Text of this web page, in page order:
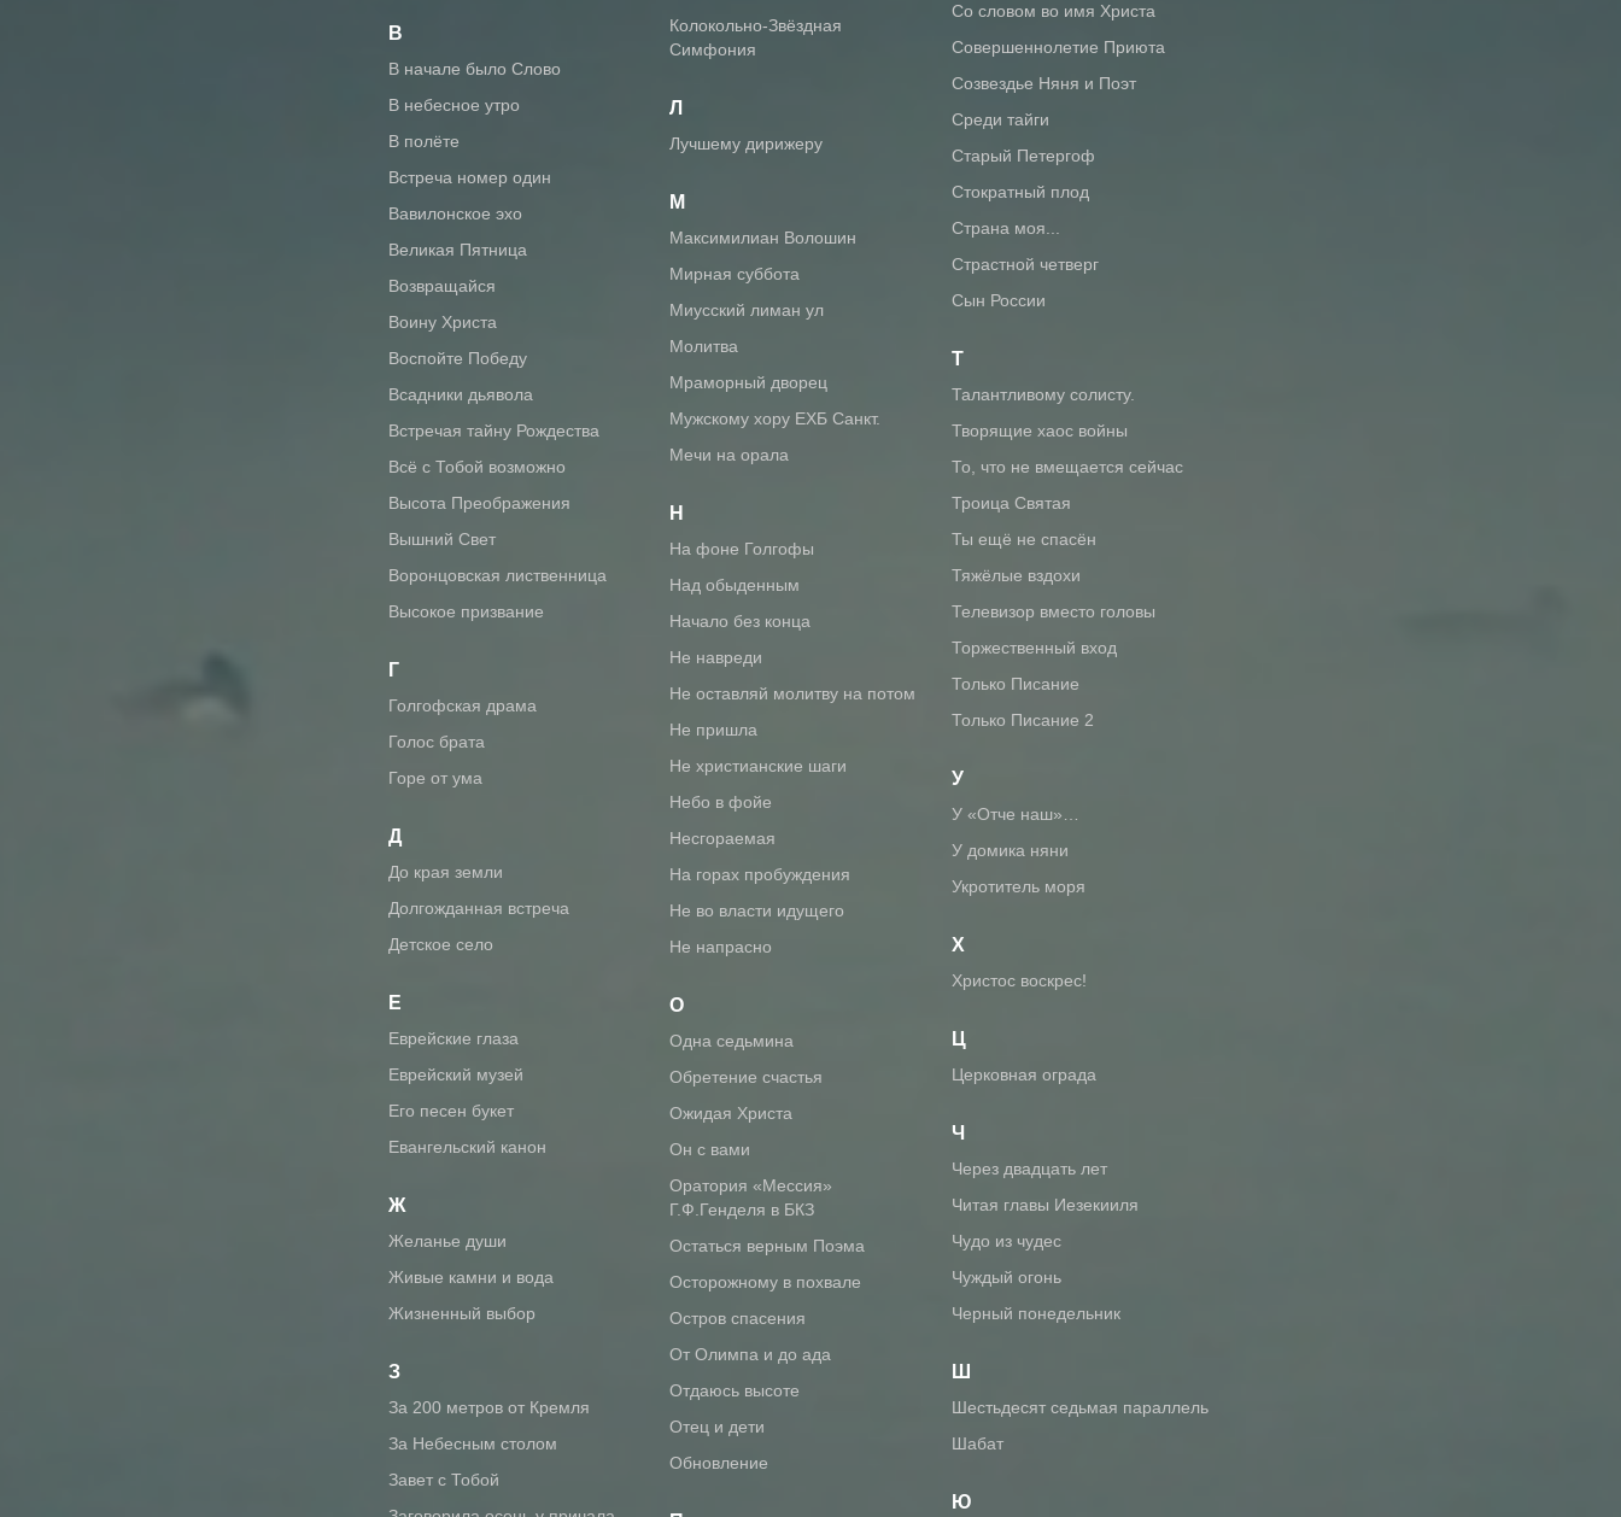
В
В начале было Слово
В небесное утро
В полёте
Встреча номер один
Вавилонское эхо
Великая Пятница
Возвращайся
Воину Христа
Воспойте Победу
Всадники дьявола
Встречая тайну Рождества
Всё с Тобой возможно
Высота Преображения
Вышний Свет
Воронцовская лиственница
Высокое призвание
Г
Голгофская драма
Голос брата
Горе от ума
Д
До края земли
Долгожданная встреча
Детское село
Е
Еврейские глаза
Еврейский музей
Его песен букет
Евангельский канон
Ж
Желанье души
Живые камни и вода
Жизненный выбор
З
За 200 метров от Кремля
За Небесным столом
Завет с Тобой
Колокольно-Звёздная
Симфония
Л
Лучшему дирижеру
М
Максимилиан Волошин
Мирная суббота
Миусский лиман ул
Молитва
Мраморный дворец
Мужскому хору ЕХБ Санкт.
Мечи на орала
Н
На фоне Голгофы
Над обыденным
Начало без конца
Не навреди
Не оставляй молитву на потом
Не пришла
Не христианские шаги
Небо в фойе
Несгораемая
На горах пробуждения
Не во власти идущего
Не напрасно
О
Одна седьмина
Обретение счастья
Ожидая Христа
Он с вами
Оратория «Мессия»
Г.Ф.Генделя в БКЗ
Остаться верным Поэма
Осторожному в похвале
Остров спасения
От Олимпа и до ада
Отдаюсь высоте
Отец и дети
Обновление
Со словом во имя Христа
Совершеннолетие Приюта
Созвездье Няня и Поэт
Среди тайги
Старый Петергоф
Стократный плод
Страна моя...
Страстной четверг
Сын России
Т
Талантливому солисту.
Творящие хаос войны
То, что не вмещается сейчас
Троица Святая
Ты ещё не спасён
Тяжёлые вздохи
Телевизор вместо головы
Торжественный вход
Только Писание
Только Писание 2
У
У «Отче наш»…
У домика няни
Укротитель моря
Х
Христос воскрес!
Ц
Церковная ограда
Ч
Через двадцать лет
Читая главы Иезекииля
Чудо из чудес
Чуждый огонь
Черный понедельник
Ш
Шестьдесят седьмая параллель
Шабат
Ю